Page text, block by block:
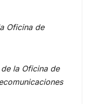
Oficina de
la Oficina de